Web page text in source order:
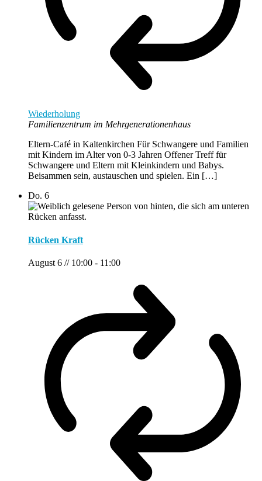
Wiederholung
Familienzentrum im Mehrgenerationenhaus
Eltern-Café in Kaltenkirchen Für Schwangere und Familien
mit Kindern im Alter von 0-3 Jahren Offener Treff für
Schwangere und Eltern mit Kleinkindern und Babys.
Beisammen sein, austauschen und spielen. Ein […]
Do. 6
Rücken Kraft
August 6 // 10:00 - 11:00